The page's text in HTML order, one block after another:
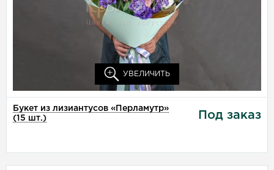
УВЕЛИЧИТЬ
Букет из лизиантусов «Перламутр»
(15 шт.)
Под заказ
Доставка этого товара в -